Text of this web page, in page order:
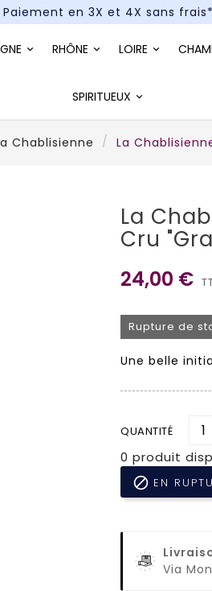
Paiement en 3X et 4X sans frais*
RHÔNE LOIRE
SPIRITUEUX
Chablisienne La
La
Cru
24,00 €
Rupture de
Une belle
QUANTITÉ
0 produit
 EN
Via